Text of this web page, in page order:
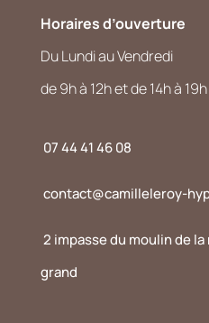
Horaires d’ouverture
Du Lundi au Vendredi
de 9h à 12h et de 14h à 19h
07 44 41 46 08
contact@camilleleroy-
2 impasse du moulin de
grand